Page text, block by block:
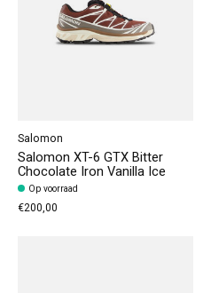
Salomon
Salomon XT-6 GTX Bitter
Chocolate Iron Vanilla Ice
Op voorraad
€200,00